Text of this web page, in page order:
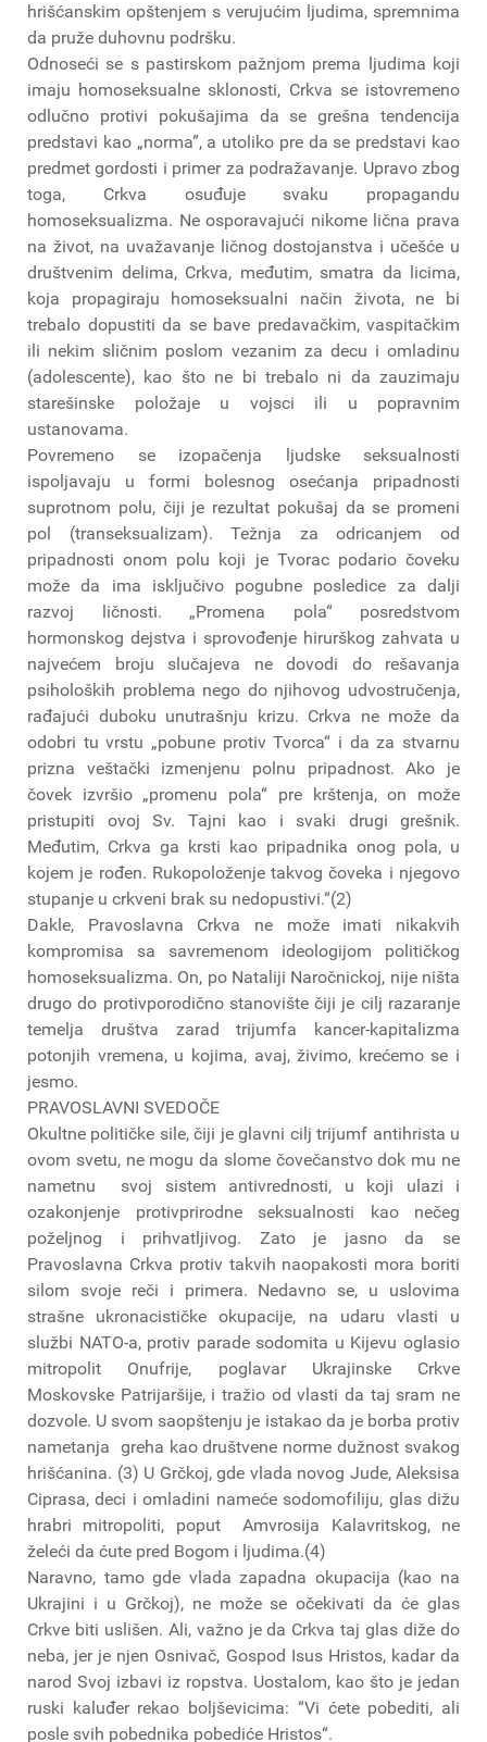
hrišćanskim opštenjem s verujućim ljudima, spremnima
da pruže duhovnu podršku.
Odnoseći se s pastirskom pažnjom prema ljudima koji
imaju homoseksualne sklonosti, Crkva se istovremeno
odlučno protivi pokušajima da se grešna tendencija
predstavi kao „norma”, a utoliko pre da se predstavi kao
predmet gordosti i primer za podražavanje. Upravo zbog
toga, Crkva osuđuje svaku propagandu
homoseksualizma. Ne osporavajući nikome lična prava
na život, na uvažavanje ličnog dostojanstva i učešće u
društvenim delima, Crkva, međutim, smatra da licima,
koja propagiraju homoseksualni način života, ne bi
trebalo dopustiti da se bave predavačkim, vaspitačkim
ili nekim sličnim poslom vezanim za decu i omladinu
(adolescente), kao što ne bi trebalo ni da zauzimaju
starešinske položaje u vojsci ili u popravnim
ustanovama.
Povremeno se izopačenja ljudske seksualnosti
ispoljavaju u formi bolesnog osećanja pripadnosti
suprotnom polu, čiji je rezultat pokušaj da se promeni
pol (transeksualizam). Težnja za odricanjem od
pripadnosti onom polu koji je Tvorac podario čoveku
može da ima isključivo pogubne posledice za dalji
razvoj ličnosti. „Promena pola“ posredstvom
hormonskog dejstva i sprovođenje hirurškog zahvata u
najvećem broju slučajeva ne dovodi do rešavanja
psiholoških problema nego do njihovog udvostručenja,
rađajući duboku unutrašnju krizu. Crkva ne može da
odobri tu vrstu „pobune protiv Tvorca“ i da za stvarnu
prizna veštački izmenjenu polnu pripadnost. Ako je
čovek izvršio „promenu pola“ pre krštenja, on može
pristupiti ovoj Sv. Tajni kao i svaki drugi grešnik.
Međutim, Crkva ga krsti kao pripadnika onog pola, u
kojem je rođen. Rukopoloženje takvog čoveka i njegovo
stupanje u crkveni brak su nedopustivi.“(2)
Dakle, Pravoslavna Crkva ne može imati nikakvih
kompromisa sa savremenom ideologijom političkog
homoseksualizma. On, po Nataliji Naročnickoj, nije ništa
drugo do protivporodično stanovište čiji je cilj razaranje
temelja društva zarad trijumfa kancer-kapitalizma
potonjih vremena, u kojima, avaj, živimo, krećemo se i
jesmo.
PRAVOSLAVNI SVEDOČE
Okultne političke sile, čiji je glavni cilj trijumf antihrista u
ovom svetu, ne mogu da slome čovečanstvo dok mu ne
nametnu svoj sistem antivrednosti, u koji ulazi i
ozakonjenje protivprirodne seksualnosti kao nečeg
poželjnog i prihvatljivog. Zato je jasno da se
Pravoslavna Crkva protiv takvih naopakosti mora boriti
silom svoje reči i primera. Nedavno se, u uslovima
strašne ukronacističke okupacije, na udaru vlasti u
službi NATO-a, protiv parade sodomita u Kijevu oglasio
mitropolit Onufrije, poglavar Ukrajinske Crkve
Moskovske Patrijaršije, i tražio od vlasti da taj sram ne
dozvole. U svom saopštenju je istakao da je borba protiv
nametanja greha kao društvene norme dužnost svakog
hrišćanina. (3) U Grčkoj, gde vlada novog Jude, Aleksisa
Ciprasa, deci i omladini nameće sodomofiliju, glas dižu
hrabri mitropoliti, poput Amvrosija Kalavritskog, ne
želeći da ćute pred Bogom i ljudima.(4)
Naravno, tamo gde vlada zapadna okupacija (kao na
Ukrajini i u Grčkoj), ne može se očekivati da će glas
Crkve biti uslišen. Ali, važno je da Crkva taj glas diže do
neba, jer je njen Osnivač, Gospod Isus Hristos, kadar da
narod Svoj izbavi iz ropstva. Uostalom, kao što je jedan
ruski kaluđer rekao boljševicima: “Vi ćete pobediti, ali
posle svih pobednika pobediće Hristos“.